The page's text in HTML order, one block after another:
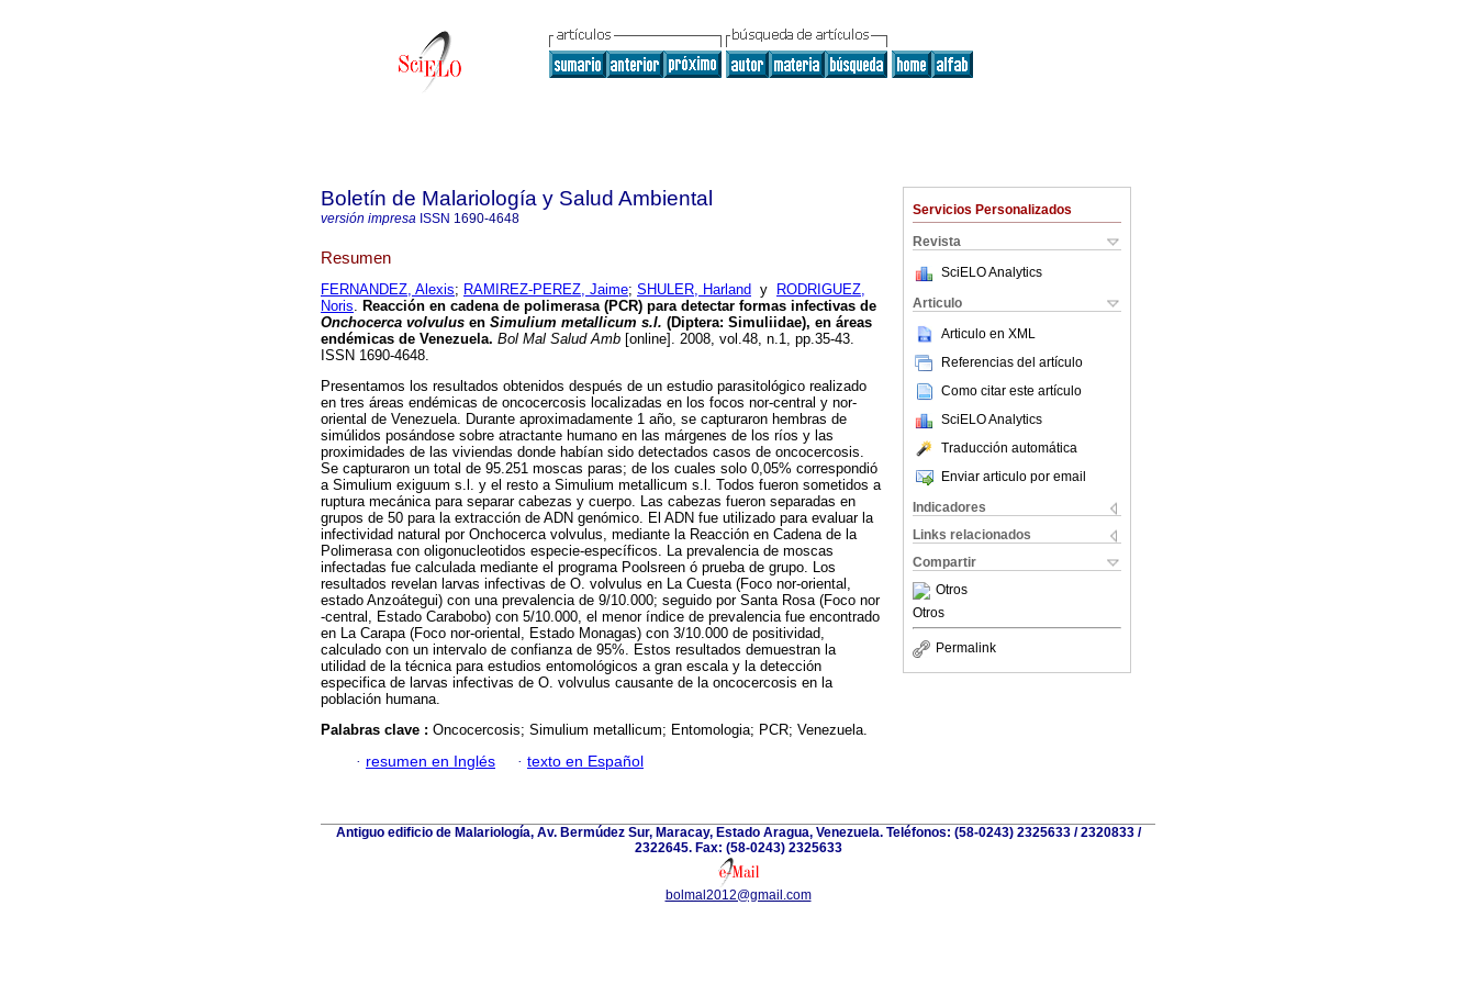
Servicios Personalizados
Revista
SciELO Analytics
Articulo
Articulo en XML
Referencias del artículo
Como citar este artículo
SciELO Analytics
Traducción automática
Enviar articulo por email
Indicadores
Links relacionados
Compartir
Otros
Otros
Permalink
Boletín de Malariología y Salud Ambiental
versión impresa ISSN 1690-4648
Resumen
FERNANDEZ, Alexis; RAMIREZ-PEREZ, Jaime; SHULER, Harland y
RODRIGUEZ,
Noris. Reacción en cadena de polimerasa (PCR) para detectar formas infectivas de
Onchocerca volvulus en Simulium metallicum s.l. (Diptera: Simuliidae), en áreas
endémicas de Venezuela. Bol Mal Salud Amb [online]. 2008, vol.48, n.1, pp.35-43.
ISSN 1690-4648.
Presentamos los resultados obtenidos después de un estudio parasitológico realizado
en tres áreas endémicas de oncocercosis localizadas en los focos nor-central y nor-
oriental de Venezuela. Durante aproximadamente 1 año, se capturaron hembras de
simúlidos posándose sobre atractante humano en las márgenes de los ríos y las
proximidades de las viviendas donde habían sido detectados casos de oncocercosis.
Se capturaron un total de 95.251 moscas paras; de los cuales solo 0,05% correspondió
a Simulium exiguum s.l. y el resto a Simulium metallicum s.l. Todos fueron sometidos a
ruptura mecánica para separar cabezas y cuerpo. Las cabezas fueron separadas en
grupos de 50 para la extracción de ADN genómico. El ADN fue utilizado para evaluar la
infectividad natural por Onchocerca volvulus, mediante la Reacción en Cadena de la
Polimerasa con oligonucleotidos especie-específicos. La prevalencia de moscas
infectadas fue calculada mediante el programa Poolsreen ó prueba de grupo. Los
resultados revelan larvas infectivas de O. volvulus en La Cuesta (Foco nor-oriental,
estado Anzoátegui) con una prevalencia de 9/10.000; seguido por Santa Rosa (Foco nor
-central, Estado Carabobo) con 5/10.000, el menor índice de prevalencia fue encontrado
en La Carapa (Foco nor-oriental, Estado Monagas) con 3/10.000 de positividad,
calculado con un intervalo de confianza de 95%. Estos resultados demuestran la
utilidad de la técnica para estudios entomológicos a gran escala y la detección
especifica de larvas infectivas de O. volvulus causante de la oncocercosis en la
población humana.
Palabras clave : Oncocercosis; Simulium metallicum; Entomologia; PCR; Venezuela.
· resumen en Inglés · texto en Español
Antiguo edificio de Malariología, Av. Bermúdez Sur, Maracay, Estado Aragua, Venezuela. Teléfonos: (58-0243) 2325633 / 2320833 /
2322645. Fax: (58-0243) 2325633
bolmal2012@gmail.com